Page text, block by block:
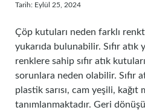
Tarih: Eylül 25, 2024
Çöp kutuları neden farklı
yukarıda bulunabilir. Sıfır
renklere sahip sıfır atık
sorunlara neden olabilir. Sıfır
plastik sarısı, cam yeşili,
tanımlanmaktadır. Geri